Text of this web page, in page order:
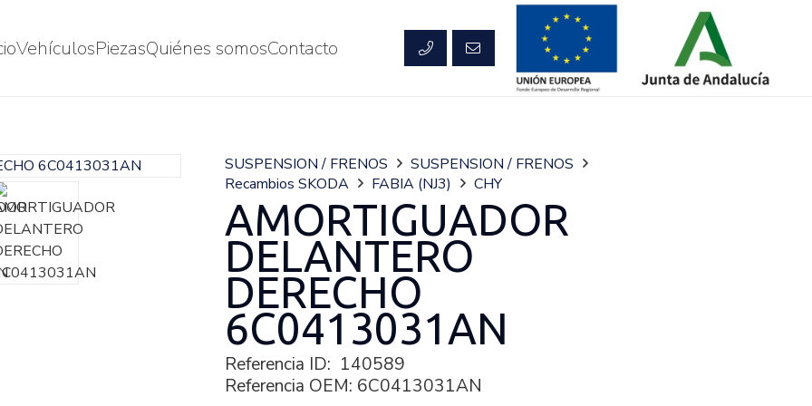
VehículosPiezasQuiénes somosContacto
SUSPENSION / FRENOS
SUSPENSION / FRENOS
Recambios SKODA
FABIA (NJ3) CHY
AMORTIGUADOR
DELANTERO
DERECHO
6C0413031AN
Referencia ID: 140589
Referencia OEM: 6C0413031AN